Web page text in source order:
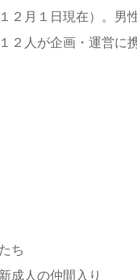
月１日現在）。男
２人が企画・運営に
ち
成人の仲間入り